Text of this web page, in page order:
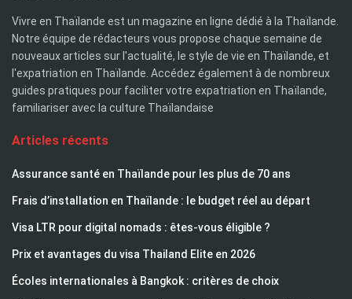
Vivre en Thaïlande est un magazine en ligne dédié à la Thaïlande.
Notre équipe de rédacteurs vous propose chaque semaine de
nouveaux articles sur l'actualité, le style de vie en Thaïlande, et
l'expatriation en Thaïlande. Accédez également à de nombreux
guides pratiques pour faciliter votre expatriation en Thaïlande,
familiariser avec la culture Thaïlandaise
Articles récents
Assurance santé en Thaïlande pour les plus de 70 ans
Frais d’installation en Thaïlande : le budget réel au départ
Visa LTR pour digital nomads : êtes-vous éligible ?
Prix et avantages du visa Thailand Elite en 2026
Écoles internationales à Bangkok : critères de choix